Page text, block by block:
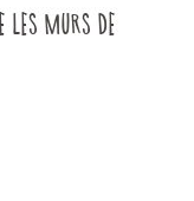
LES MURS DE